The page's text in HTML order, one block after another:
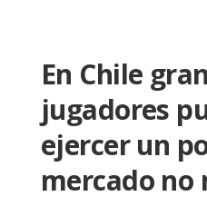
En Chile
jugadores
ejercer un
mercado no